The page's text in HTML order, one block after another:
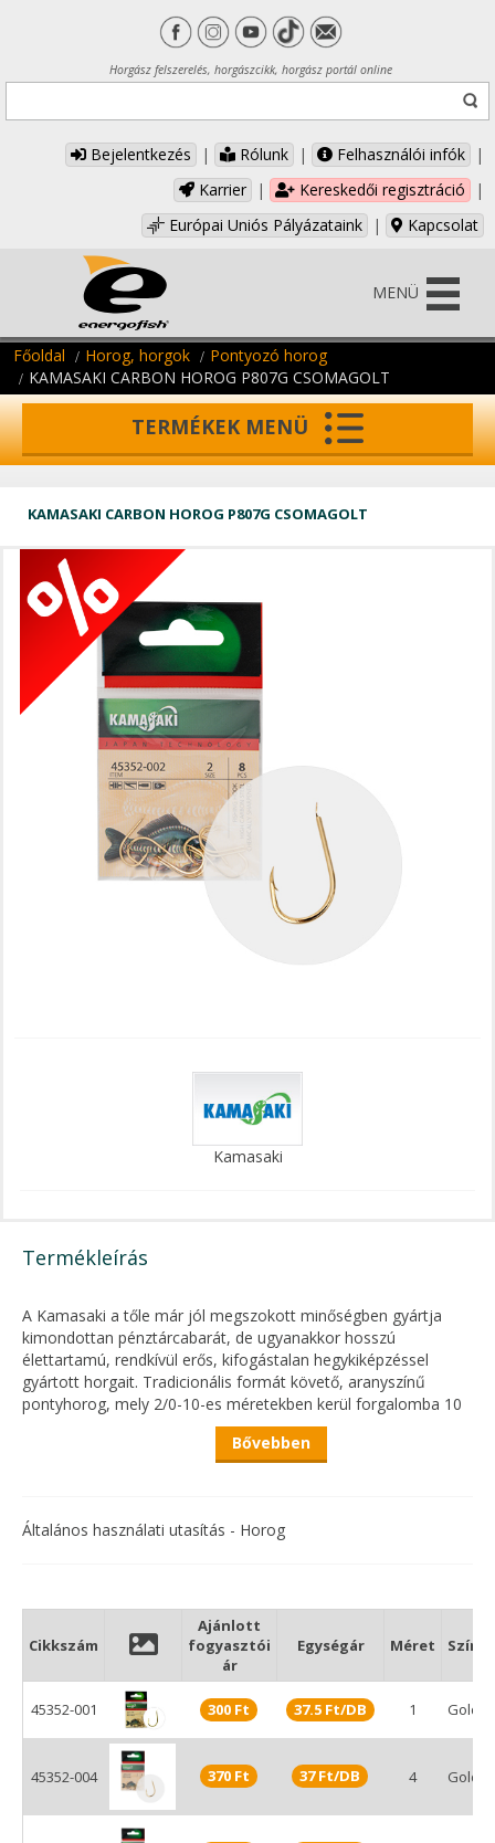
Horgász felszerelés, horgászcikk, horgász portál online
Bejelentkezés | Rólunk | Felhasználói infók
|
Karrier
| Kereskedői regisztráció
|
Európai Uniós Pályázataink
| Kapcsolat
MENÜ
Főoldal Horog, horgok
Pontyozó horog
KAMASAKI CARBON HOROG P807G CSOMAGOLT
TERMÉKEK MENÜ
KAMASAKI CARBON HOROG P807G CSOMAGOLT
Kamasaki
Termékleírás
A Kamasaki a tőle már jól megszokott minőségben gyártja
kimondottan pénztárcabarát, de ugyanakkor hosszú
élettartamú, rendkívül erős, kifogástalan hegykiképzéssel
gyártott horgait. Tradicionális formát követő, aranyszínű
pontyhorog, mely 2/0-10-es méretekben kerül forgalomba 10
bezáró hegyforma, mely eleinte a bojlis
horgok sajátja volt. Kimagasló akadási és
kialakított kihajtott hegyű horog.
A lapkás szár a kezdetektől fogva alkalmazott
forma. Kisméretű horgoknál verhetetlen,
messze a leg strapabíróbb megoldást nyújtó
forma, mely a megfelelő horogkötéssel
kombinálva tökéletes, jól terhelhető
végeredményt ad.
Az egyik leggyakrabban alkalmazott
szakállforma, melynek mérete függ a horog
formájától, méretétől és a felhasználás
Bővebben
Általános használati utasítás - Horog
Cikkszám
Ajánlott
fogyasztói
ár
Egységár Méret Szín
45352-001 300 Ft 37.5 Ft/DB 1 Gold
45352-004 370 Ft 37 Ft/DB 4 Gold